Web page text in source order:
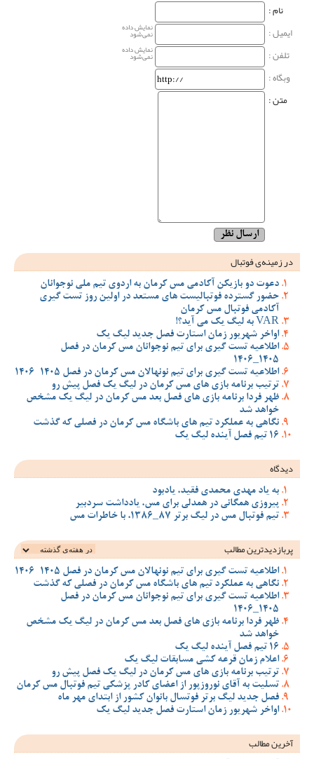
نام‌ :
ایمیل :
نمایش داده
نمی‌شود
تلفن : نمایش داده
نمی‌شود
وبگاه‌ :
متن :
در زمینه‌ی فوتبال
دعوت دو بازیکن آکادمی مس کرمان به اردوی تیم ملی نوجوانان
حضور گسترده فوتبالیست های مستعد در اولین روز تست گیری
آکادمی فوتبال مس کرمان
VAR به لیگ یک می آید؟!
اواخر شهریور زمان استارت فصل جدید لیگ یک
اطلاعیه تست گیری برای تیم نوجوانان مس کرمان در فصل
1405_1406
اطلاعیه تست گیری برای تیم نونهالان مس کرمان در فصل 1405-1406
ترتیب برنامه بازی های مس کرمان در لیگ یک فصل پیش رو
ظهر فردا برنامه بازی های فصل بعد مس کرمان در لیگ یک مشخص
خواهد شد
نگاهی به عملکرد تیم های باشگاه مس کرمان در فصلی که گذشت
16 تیم فصل آینده لیگ یک
دیدگاه
به یاد مهدی محمدی فقید، یادبود
پیروزی همگانی در همدلی برای مس، یادداشت سردبیر
تیم فوتبال مس در لیگ برتر 87_1386، با خاطرات مس
پربازدیدترین‌ مطالب
اطلاعیه تست گیری برای تیم نونهالان مس کرمان در فصل 1405-1406
نگاهی به عملکرد تیم های باشگاه مس کرمان در فصلی که گذشت
اطلاعیه تست گیری برای تیم نوجوانان مس کرمان در فصل
1405_1406
ظهر فردا برنامه بازی های فصل بعد مس کرمان در لیگ یک مشخص
خواهد شد
16 تیم فصل آینده لیگ یک
اعلام زمان قرعه کشی مسابقات لیگ یک
ترتیب برنامه بازی های مس کرمان در لیگ یک فصل پیش رو
تسلیت به آقای نوروزپور از اعضای کادر پزشکی تیم فوتبال مس کرمان
فصل جدید لیگ برتر فوتسال بانوان کشور از ابتدای مهر ماه
اواخر شهریور زمان استارت فصل جدید لیگ یک
آخرین مطالب